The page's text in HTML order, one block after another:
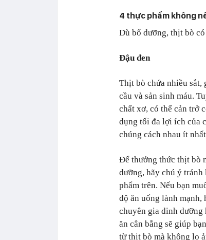
4 thực phẩm không
Dù bổ dưỡng, thịt bò
Đậu đen
Thịt bò chứa nhiều sắt,
cầu và sản sinh máu.
chất xơ, có thể cản trở
dụng tối đa lợi ích của
chúng cách nhau ít
Để thưởng thức thịt bò
dưỡng, hãy chú ý
phẩm trên. Nếu bạn
độ ăn uống lành mạnh,
chuyên gia dinh dưỡng
ăn cân bằng sẽ giúp
từ thịt bò mà không lo